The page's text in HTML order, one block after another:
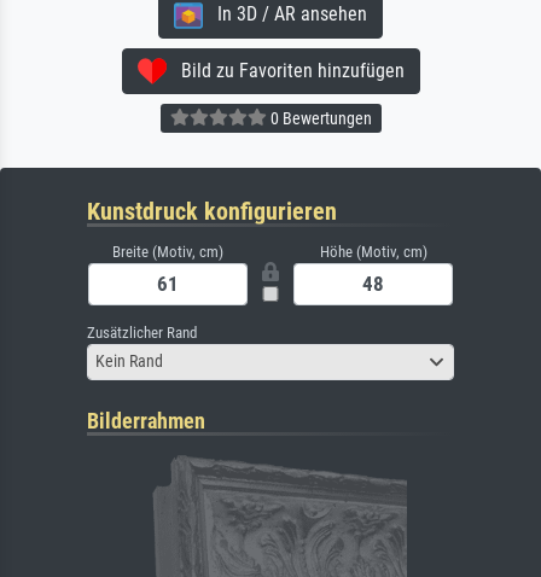
In 3D / AR ansehen
Bild zu Favoriten hinzufügen
0 Bewertungen
Kunstdruck konfigurieren
Breite (Motiv, cm) Höhe (Motiv, cm)
Zusätzlicher Rand
Kein Rand
Bilderrahmen